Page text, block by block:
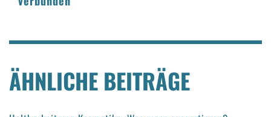
ÄHNLICHE BEITRÄGE